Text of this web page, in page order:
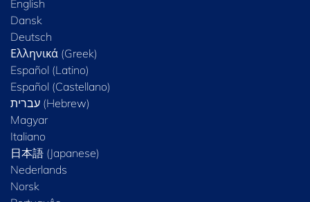
English
Dansk
Deutsch
Ελληνικά (Greek)
Español (Latino)
Español (Castellano)
Magyar
Italiano
日本語 (Japanese)
Nederlands
Norsk